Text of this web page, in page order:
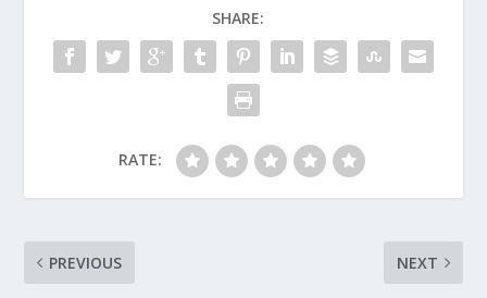
SHARE:
RATE:
PREVIOUS NEXT